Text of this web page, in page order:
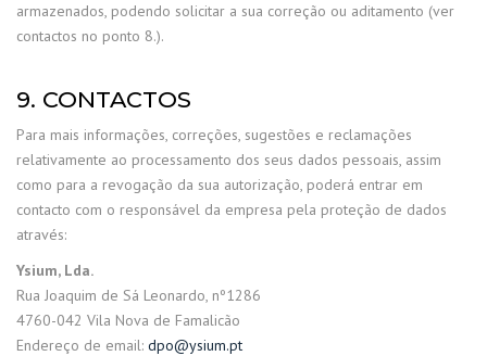
armazenados, podendo solicitar a sua correção ou aditamento (ver
contactos no ponto 8.).
9. CONTACTOS
Para mais informações, correções, sugestões e reclamações
relativamente ao processamento dos seus dados pessoais, assim
como para a revogação da sua autorização, poderá entrar em
contacto com o responsável da empresa pela proteção de dados
através:
Ysium, Lda.
Rua Joaquim de Sá Leonardo, nº1286
4760-042 Vila Nova de Famalicão
Endereço de email: dpo@ysium.pt